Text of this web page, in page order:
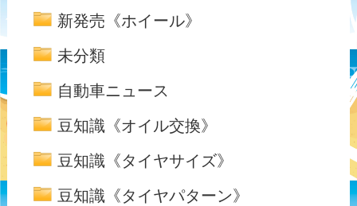
新発売《ホイール》
未分類
自動車ニュース
豆知識《オイル交換》
豆知識《タイヤサイズ》
豆知識《タイヤパターン》